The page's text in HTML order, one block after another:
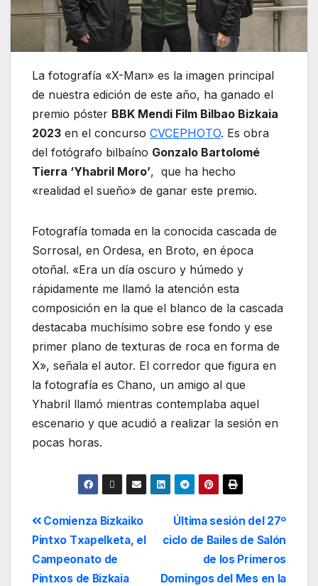
La fotografía «X-Man» es la imagen principal
de nuestra edición de este año, ha ganado el
premio póster BBK Mendi Film Bilbao Bizkaia
2023 en el concurso CVCEPHOTO. Es obra
del fotógrafo bilbaíno Gonzalo Bartolomé
Tierra ‘Yhabril Moro’, que ha hecho
«realidad el sueño» de ganar este premio.
Fotografía tomada en la conocida cascada de
Sorrosal, en Ordesa, en Broto, en época
otoñal. «Era un día oscuro y húmedo y
rápidamente me llamó la atención esta
composición en la que el blanco de la cascada
destacaba muchísimo sobre ese fondo y ese
primer plano de texturas de roca en forma de
X», señala el autor. El corredor que figura en
la fotografía es Chano, un amigo al que
Yhabril llamó mientras contemplaba aquel
escenario y que acudió a realizar la sesión en
pocas horas.
Última sesión del 27º
ciclo de Bailes de Salón
de los Primeros
Domingos del Mes en la
Comienza Bizkaiko
Pintxo Txapelketa, el
Campeonato de
Pintxos de Bizkaia